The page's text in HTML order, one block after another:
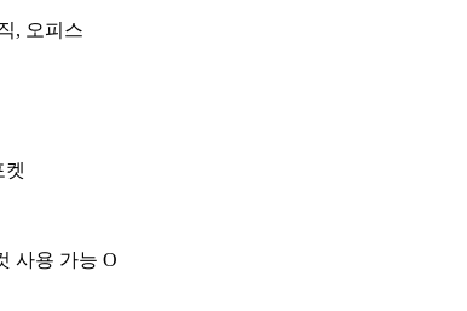
, 오피스
켓
사용 가능 O